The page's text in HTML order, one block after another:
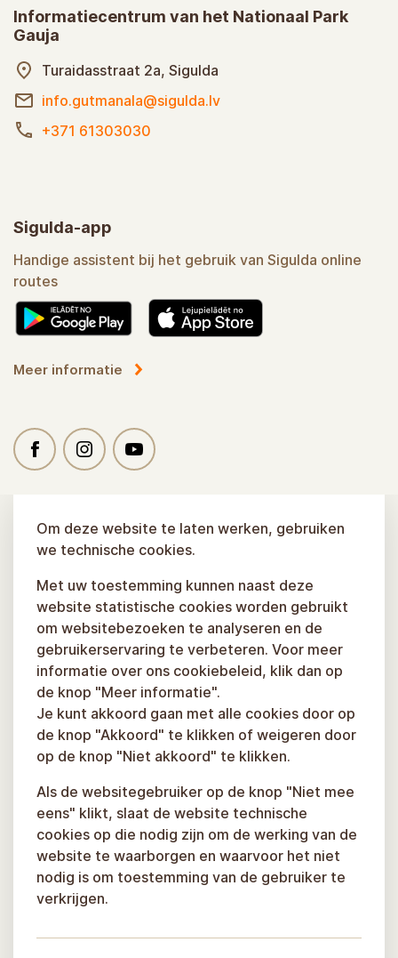
Informatiecentrum van het Nationaal Park
Gauja
Turaidasstraat 2a, Sigulda
info.gutmanala@sigulda.lv
+371 61303030
Sigulda-app
Handige assistent bij het gebruik van Sigulda online
routes
Meer informatie
Om deze website te laten werken, gebruiken
we technische cookies.
Met uw toestemming kunnen naast deze
website statistische cookies worden gebruikt
om websitebezoeken te analyseren en de
gebruikerservaring te verbeteren. Voor meer
informatie over ons cookiebeleid, klik dan op
de knop "Meer informatie".
Je kunt akkoord gaan met alle cookies door op
de knop "Akkoord" te klikken of weigeren door
op de knop "Niet akkoord" te klikken.
Als de websitegebruiker op de knop "Niet mee
eens" klikt, slaat de website technische
cookies op die nodig zijn om de werking van de
website te waarborgen en waarvoor het niet
nodig is om toestemming van de gebruiker te
verkrijgen.